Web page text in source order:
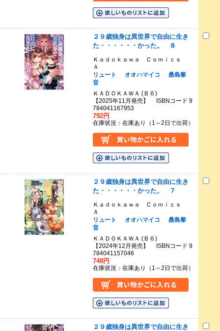
２９歳独身は異世界で自由に生き
た・・・・・・かった。 ８
Ｋａｄｏｋａｗａ Ｃｏｍｉｃｓ
Ａ
リュート
オオハマイコ
桑島黎
音
ＫＡＤＯＫＡＷＡ (Ｂ６)
【2025年11月発売】 ISBNコード 9
784041167953
792円
在庫状況：在庫あり（1～2日で出荷）
２９歳独身は異世界で自由に生き
た・・・・・・かった。 ７
Ｋａｄｏｋａｗａ Ｃｏｍｉｃｓ
Ａ
リュート
オオハマイコ
桑島黎
音
ＫＡＤＯＫＡＷＡ (Ｂ６)
【2024年12月発売】 ISBNコード 9
784041157046
748円
在庫状況：在庫あり（1～2日で出荷）
２９歳独身は異世界で自由に生き